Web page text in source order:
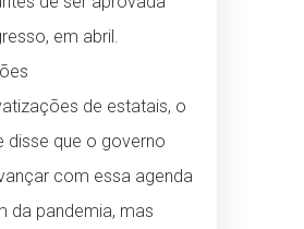
em abril.
de estatais, o
disse que o governo
com essa agenda
da pandemia, mas